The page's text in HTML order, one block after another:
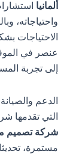
ألمانيااستشارات
واحتياجاته،
الاحتياجات
عنصر في
إلى تجربة
الدعم
التي تقدمها
شركة تصميم
مستمرة،